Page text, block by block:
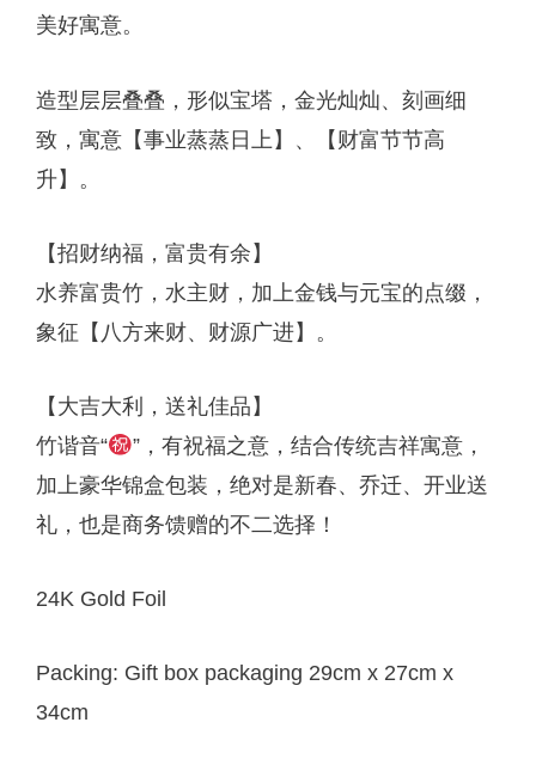
美好寓意。
造型层层叠叠，形似宝塔，金光灿灿、刻画细
致，寓意【事业蒸蒸日上】、【财富节节高
升】。
【招财纳福，富贵有余】
水养富贵竹，水主财，加上金钱与元宝的点缀，
象征【八方来财、财源广进】。
【大吉大利，送礼佳品】
竹谐音“
”，有祝福之意，结合传统吉祥寓意，
加上豪华锦盒包装，绝对是新春、乔迁、开业送
礼，也是商务馈赠的不二选择！
24K Gold Foil
Packing: Gift box packaging 29cm x 27cm x
34cm